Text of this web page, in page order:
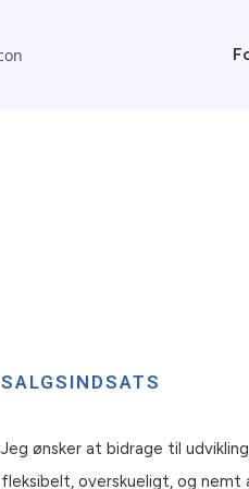
SALGSINDSATS
Jeg ønsker at bidrage til
fleksibelt, overskueligt, og